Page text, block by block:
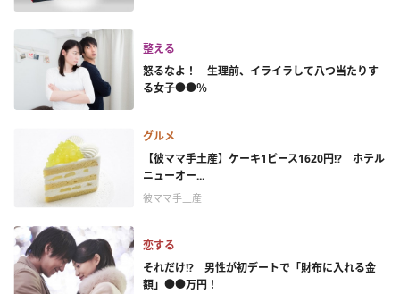
整える
怒るなよ！ 生理前、イライラして八つ当たりす
る女子●●％
グルメ
【彼ママ手土産】ケーキ1ピース1620円!? ホテル
ニューオー...
彼ママ手土産
恋する
それだけ!? 男性が初デートで「財布に入れる金
額」●●万円！